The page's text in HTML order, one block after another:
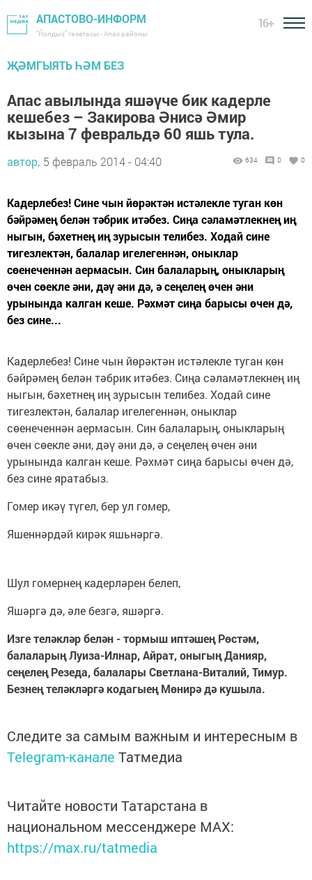
АПАСТОВО-ИНФОРМ
"Йолдыз" газетасы - Апас районы
16+
ҖӘМГЫЯТЬ ҺӘМ БЕЗ
Апас авылында яшәүче бик кадерле
кешебез – Закирова Әнисә Әмир
кызына 7 февральдә 60 яшь тула.
автор, 5 февраль 2014 - 04:40 634 0 0
Кадерлебез! Сине чын йөрәктән истәлекле туган көн
бәйрәмең белән тәбрик итәбез. Сиңа сәламәтлекнең иң
ныгын, бәхетнең иң зурысын телибез. Ходай сине
тигезлектән, балалар игелегеннән, оныклар
сөенеченнән аермасын. Син балаларың, оныкларың
өчен сөекле әни, дәү әни дә, ә сеңелең өчен әни
урынында калган кеше. Рәхмәт сиңа барысы өчен дә,
без сине...
Кадерлебез! Сине чын йөрәктән истәлекле туган көн
бәйрәмең белән тәбрик итәбез. Сиңа сәламәтлекнең иң
ныгын, бәхетнең иң зурысын телибез. Ходай сине
тигезлектән, балалар игелегеннән, оныклар
сөенеченнән аермасын. Син балаларың, оныкларың
өчен сөекле әни, дәү әни дә, ә сеңелең өчен әни
урынында калган кеше. Рәхмәт сиңа барысы өчен дә,
без сине яратабыз.
Гомер икәү түгел, бер ул гомер,
Яшеннәрдәй кирәк яшьнәргә.
Шул гомернең кадерләрен белеп,
Яшәргә дә, әле безгә, яшәргә.
Изге теләкләр белән - тормыш иптәшең Рөстәм,
балаларың Луиза-Илнар, Айрат, оныгың Данияр,
сеңелең Резеда, балалары Светлана-Виталий, Тимур.
Безнең теләкләргә кодагыең Мөнирә дә кушыла.
Следите за самым важным и интересным в
Telegram-канале Татмедиа
Читайте новости Татарстана в
национальном мессенджере MАХ:
https://max.ru/tatmedia